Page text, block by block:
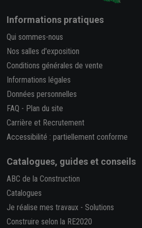
Informations pratiques
Qui sommes-nous
Nos salles d'exposition
Conditions générales de vente
Informations légales
Données personnelles
FAQ - Plan du site
Carrière et Recrutement
Accessibilité : partiellement conforme
Catalogues, guides et conseils
ABC de la Construction
Catalogues
Je réalise mes travaux - Solutions
Construire selon la RE2020